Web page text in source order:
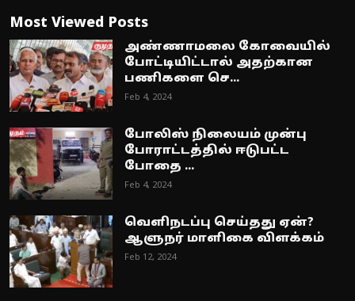
Most Viewed Posts
அண்ணாமலை கோவையில்
போட்டியிட்டால் அதற்கான
பணிகளை செ...
Feb 4, 2024
போலிஸ் நிலையம் முன்பு
போராட்டத்தில் ஈடுபட்ட
போதை ...
Feb 4, 2024
வெளிநடப்பு செய்தது ஏன்?
ஆளுநர் மாளிகை விளக்கம்
Feb 12, 2024